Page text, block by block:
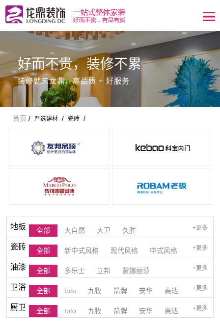
好而不贵，装修不累
装修就来龙鼎，高品质 + 好服务
首页 / 严选建材 / 瓷砖 /
地板 +更多
全部 大自然 大卫 久胜
瓷砖 +更多
全部 新中式风格 现代风格 中式风格
欧式风格 美式风格 和式风格
后现代风格
油漆 +更多
全部 多乐士 立邦 蒙娜丽莎
简一
卫浴 +更多
全部 toto 九牧 箭牌 安华 惠达
法恩莎
厨卫 +更多
全部 toto 九牧 箭牌 安华 惠达